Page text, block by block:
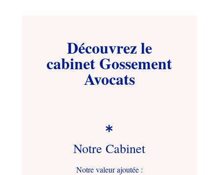
Découvrez le
cabinet Gossement
Avocats

Notre Cabinet
Notre valeur ajoutée :